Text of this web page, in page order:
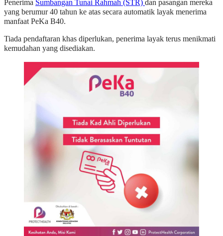
Penerima Sumbangan Tunai Rahmah (STR) dan pasangan mereka
yang berumur 40 tahun ke atas secara automatik layak menerima
manfaat PeKa B40.
Tiada pendaftaran khas diperlukan, penerima layak terus menikmati
kemudahan yang disediakan.